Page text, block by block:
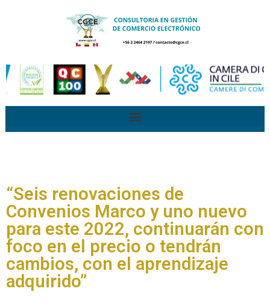
“Seis renovaciones de
Convenios Marco y uno nuevo
para este 2022, continuarán con
foco en el precio o tendrán
cambios, con el aprendizaje
adquirido”